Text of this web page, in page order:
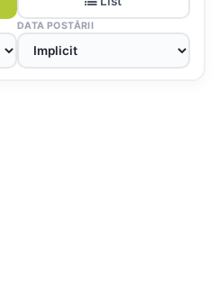
DATA POSTĂRII